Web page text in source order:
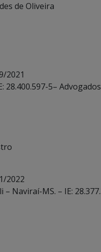
de Oliveira
2021
5–
2022
Naviraí-MS. – IE: